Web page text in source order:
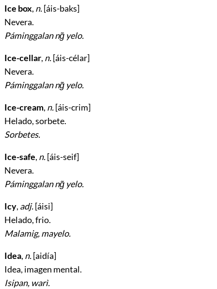
Ice box, n.[áis-baks]
Nevera.
Páminggalan ng̃ yelo.
Ice-cellar, n.[áis-célar]
Nevera.
Páminggalan ng̃ yelo.
Ice-cream, n.[áis-crim]
Helado, sorbete.
Sorbetes.
Ice-safe, n.[áis-seif]
Nevera.
Páminggalan ng̃ yelo.
Icy, adj.[áisi]
Helado, frio.
Malamig, mayelo.
Idea, n.[aidía]
Idea, imagen mental.
Isipan, warì.